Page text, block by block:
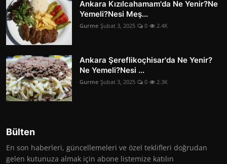
Ankara Kızılcahamam'da Ne Yenir?Ne
Yemeli?Nesi Meş...
Gurme Şubat 3, 2025 0 2.4K
Ankara Şereflikoçhisar'da Ne Yenir?
Ne Yemeli?Nesi ...
Gurme Şubat 3, 2025 0 2.3K
Bülten
En son haberleri, güncellemeleri ve özel teklifleri doğrudan
gelen kutunuza almak için abone listemize katılın